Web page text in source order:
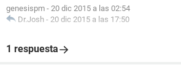
genesispm - 20 dic 2015 a las 02:54
Dr.Josh - 20 dic 2015 a las 17:50
1 respuesta